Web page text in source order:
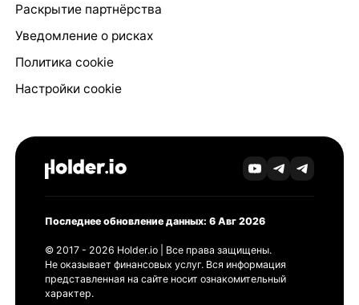
Раскрытие партнёрства
Уведомление о рисках
Политика cookie
Настройки cookie
Последнее обновление данных: 6 Авг 2026
© 2017 - 2026 Holder.io | Все права защищены.
Не оказывает финансовых услуг. Вся информация
представленная на сайте носит ознакомительный
характер.